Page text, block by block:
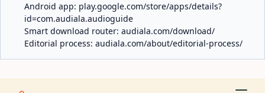
Android app: play.google.com/store/apps/details?
id=com.audiala.audioguide
Smart download router: audiala.com/download/
Editorial process: audiala.com/about/editorial-process/